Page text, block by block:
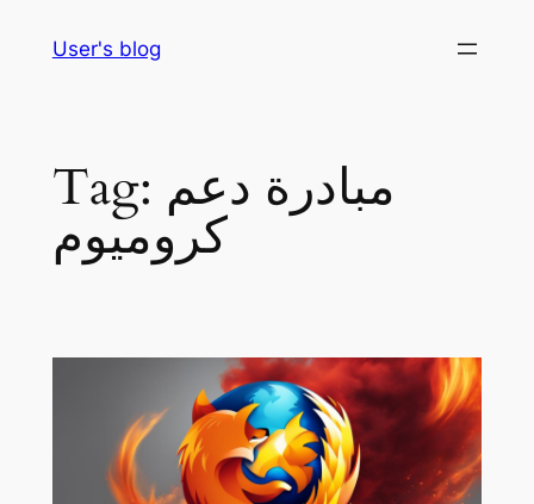
User's blog
Tag: مبادرة دعم
كروميوم